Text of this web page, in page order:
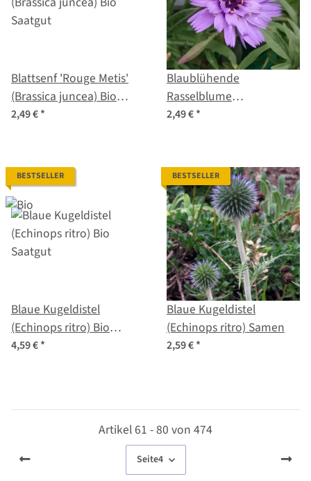
Blattsenf 'Rouge Metis'
(Brassica juncea) Bio
Saatgut
2,49 €*
Blaublühende
Rasselblume
(Catananche caerulea)
2,49 €*
BESTSELLER
Blaue Kugeldistel
(Echinops ritro) Bio
Saatgut
4,59 €*
BESTSELLER
Blaue Kugeldistel
(Echinops ritro) Samen
2,59 €*
Artikel 61 - 80 von 474
Seite4